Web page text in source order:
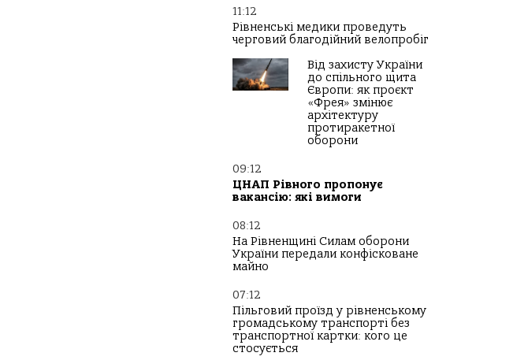
11:12
Рівненські медики проведуть
черговий благодійний велопробіг
Від захисту України
до спільного щита
Європи: як проєкт
«Фрея» змінює
архітектуру
протиракетної
оборони
09:12
ЦНАП Рівного пропонує
вакансію: які вимоги
08:12
На Рівненщині Силам оборони
України передали конфісковане
майно
07:12
Пільговий проїзд у рівненському
громадському транспорті без
транспортної картки: кого це
стосується